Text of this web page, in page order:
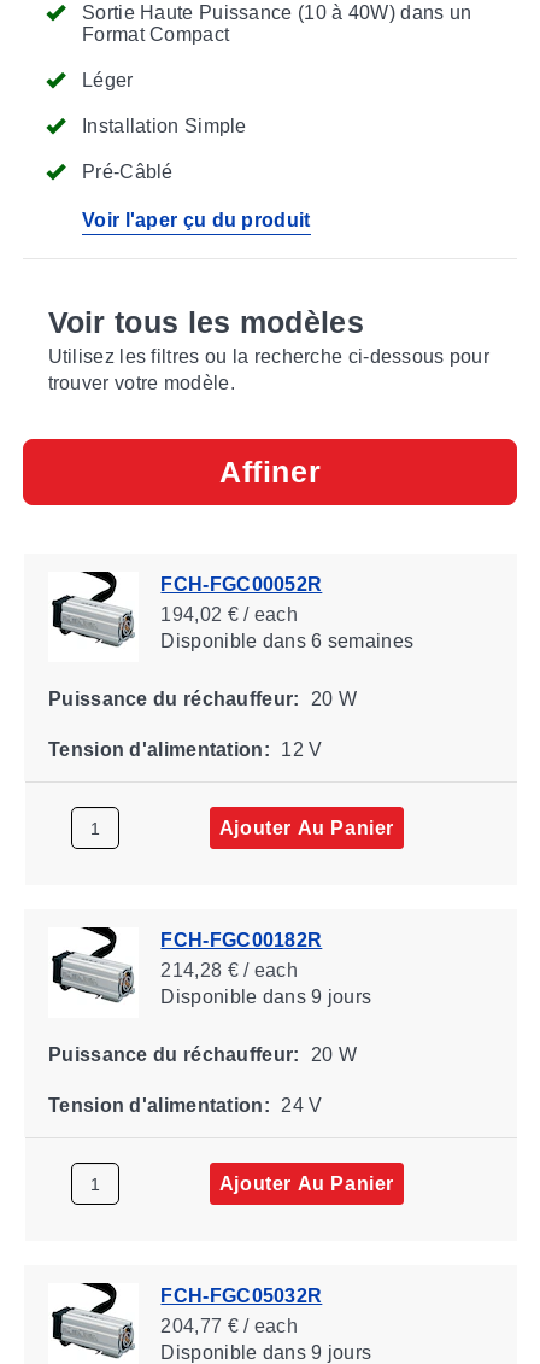
Sortie Haute Puissance (10 à 40W) dans un
Format Compact
Léger
Installation Simple
Pré-Câblé
Voir l'aper çu du produit
Voir tous les modèles
Utilisez les filtres ou la recherche ci-dessous pour
trouver votre modèle.
Affiner
FCH-FGC00052R
194,02 € / each
Disponibledans 6 semaines
Puissance du réchauffeur: 20 W
Tension d'alimentation: 12 V
Ajouter Au Panier
FCH-FGC00182R
214,28 € / each
Disponibledans 9 jours
Puissance du réchauffeur: 20 W
Tension d'alimentation: 24 V
Ajouter Au Panier
FCH-FGC05032R
204,77 € / each
Disponibledans 9 jours